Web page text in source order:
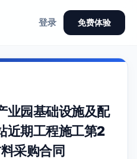
登录 免费体验
业园基础设施及配
近期工程施工第2
采购合同